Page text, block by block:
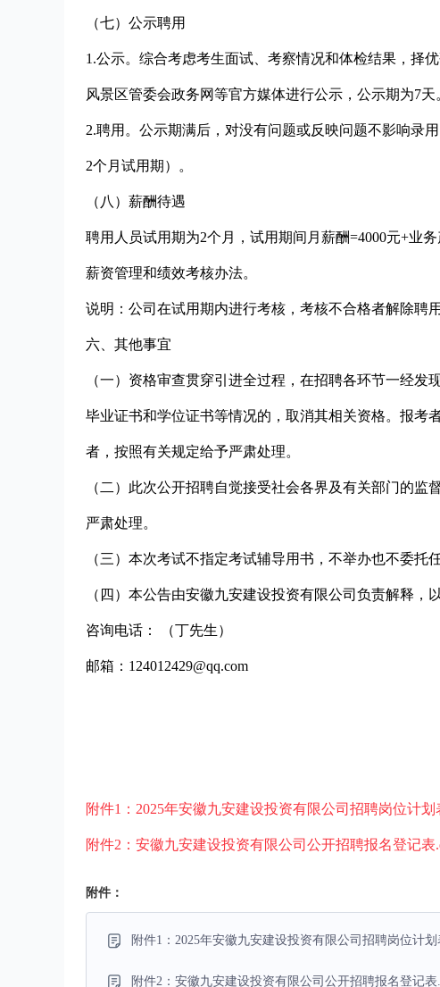
（七）公示聘用
1.公示。综合考虑考生面试、考察情况和体检结果，择
风景区管委会政务网等官方媒体进行公示，公示期为7天
2.聘用。公示期满后，对没有问题或反映问题不影响录
2个月试用期）。
（八）薪酬待遇
聘用人员试用期为2个月，试用期间月薪酬=4000元+业
薪资管理和绩效考核办法。
说明：公司在试用期内进行考核，考核不合格者解除聘用
六、其他事宜
（一）资格审查贯穿引进全过程，在招聘各环节一经
毕业证书和学位证书等情况的，取消其相关资格。报考
者，按照有关规定给予严肃处理。
（二）此次公开招聘自觉接受社会各界及有关部门的
严肃处理。
（三）本次考试不指定考试辅导用书，不举办也不委托
（四）本公告由安徽九安建设投资有限公司负责解释，
咨询电话： （丁先生）
邮箱：124012429@qq.com
附件1：2025年安徽九安建设投资有限公司招聘岗位计划
附件2：安徽九安建设投资有限公司公开招聘报名登记表
附件：
附件1：2025年安徽九安建设投资有限公司招聘岗位计划
附件2：安徽九安建设投资有限公司公开招聘报名登记表